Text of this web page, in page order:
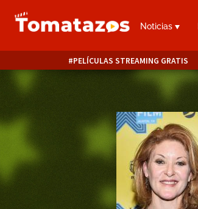
Noticias
PELÍCULAS STREAMING GRATIS